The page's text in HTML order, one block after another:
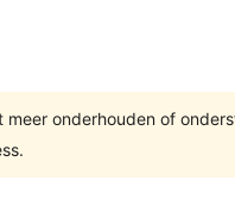
onderhouden of